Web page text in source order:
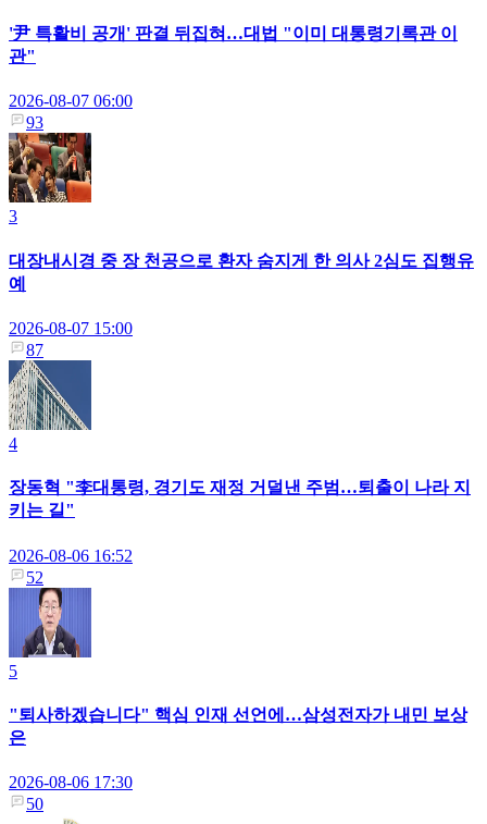
'尹 특활비 공개' 판결 뒤집혀…대법 "이미 대통령기록관 이
관"
2026-08-07 06:00
93
3
대장내시경 중 장 천공으로 환자 숨지게 한 의사 2심도 집행유
예
2026-08-07 15:00
87
4
장동혁 "李대통령, 경기도 재정 거덜낸 주범…퇴출이 나라 지
키는 길"
2026-08-06 16:52
52
5
"퇴사하겠습니다" 핵심 인재 선언에…삼성전자가 내민 보상
은
2026-08-06 17:30
50